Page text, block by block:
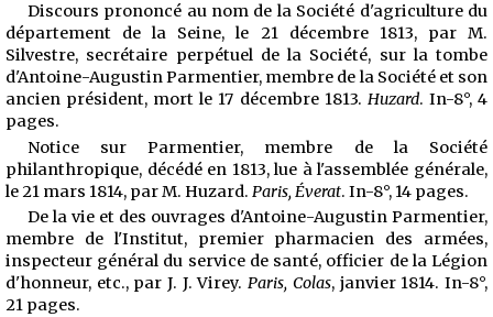
Discours prononcé au nom de la Société d'agriculture du
département de la Seine, le 21 décembre 1813, par M.
Silvestre, secrétaire perpétuel de la Société, sur la tombe
d'Antoine-Augustin Parmentier, membre de la Société et son
ancien président, mort le 17 décembre 1813. Huzard. In-8°, 4
pages.
Notice sur Parmentier, membre de la Société
philanthropique, décédé en 1813, lue à l'assemblée générale,
le 21 mars 1814, par M. Huzard. Paris, Éverat. In-8°, 14 pages.
De la vie et des ouvrages d'Antoine-Augustin Parmentier,
membre de l'Institut, premier pharmacien des armées,
inspecteur général du service de santé, officier de la Légion
d'honneur, etc., par J. J. Virey.Paris, Colas, janvier 1814. In-8°,
21 pages.